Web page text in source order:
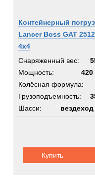
Контейнерный
Lancer Boss GAT 2512
4x4
Снаряженный вес:
Мощность:
420
Колёсная формула:
Грузоподъемность:
Шасси:
вездеход
Купить